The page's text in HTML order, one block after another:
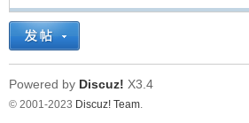
Powered by Discuz! X3.4
© 2001-2023 Discuz! Team.